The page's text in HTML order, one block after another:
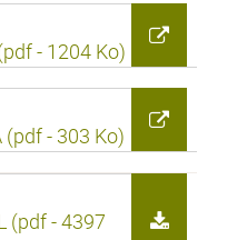
- 1204 Ko)
- 303 Ko)
(pdf - 4397